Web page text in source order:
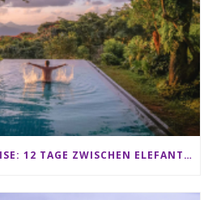
SRI LANKA RUNDREISE: 12 TAGE ZWISCHEN ELEFANTEN, TEEPLANTAGEN & STRAND ALS FAMILIE